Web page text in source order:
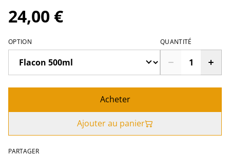
24,00 €
OPTION QUANTITÉ
Acheter
Ajouter au panier
PARTAGER